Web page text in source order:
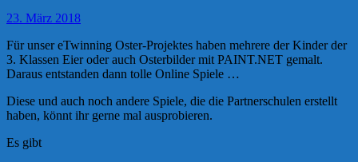
23. März 2018
Für unser eTwinning Oster-Projektes haben mehrere der Kinder der
3. Klassen Eier oder auch Osterbilder mit PAINT.NET gemalt.
Daraus entstanden dann tolle Online Spiele …
Diese und auch noch andere Spiele, die die Partnerschulen erstellt
haben, könnt ihr gerne mal ausprobieren.
Es gibt